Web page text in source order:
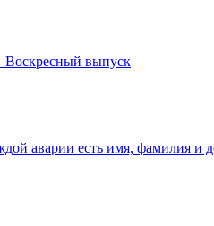
выпуск
аварии есть имя, фамилия и